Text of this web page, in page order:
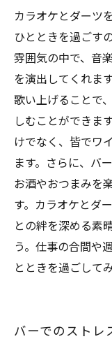
に味わう
カラオケとダ
仲間と過ご
織り成すバー
カラオケとダーツ
ひとときを過ごす
雰囲気の中で、音
を演出してくれま
歌い上げることで
しむことができま
けでなく、皆でワ
ます。さらに、バ
お酒やおつまみを
す。カラオケとダ
との絆を深める素
う。仕事の合間や
とときを過ごして
バーでのストレ